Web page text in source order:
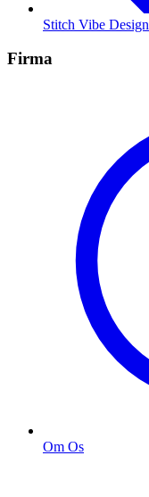
Stitch Vibe Design
Firma
Om Os